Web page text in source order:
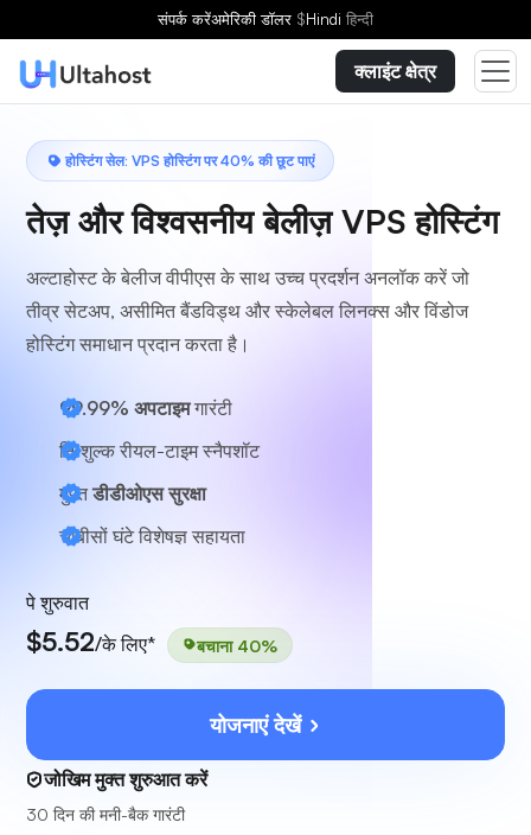
संपर्क करेंअमेरिकी डॉलर $Hindi हिन्दी
क्लाइंट क्षेत्र
होस्टिंग सेल: VPS होस्टिंग पर 40% की छूट पाएं
तेज़ और विश्वसनीय बेलीज़ VPS होस्टिंग
अल्टाहोस्ट के बेलीज वीपीएस के साथ उच्च प्रदर्शन अनलॉक करें जो
तीव्र सेटअप, असीमित बैंडविड्थ और स्केलेबल लिनक्स और विंडोज
होस्टिंग समाधान प्रदान करता है।
99.99% अपटाइमगारंटी
निःशुल्क रीयल-टाइम स्नैपशॉट
मुफ़्तडीडीओएस सुरक्षा
चौबीसों घंटेविशेषज्ञ सहायता
पे शुरुवात
$5.52/के लिए* बचाना 40%
योजनाएं देखें
जोखिम मुक्त शुरुआत करें
30 दिन की मनी-बैक गारंटी